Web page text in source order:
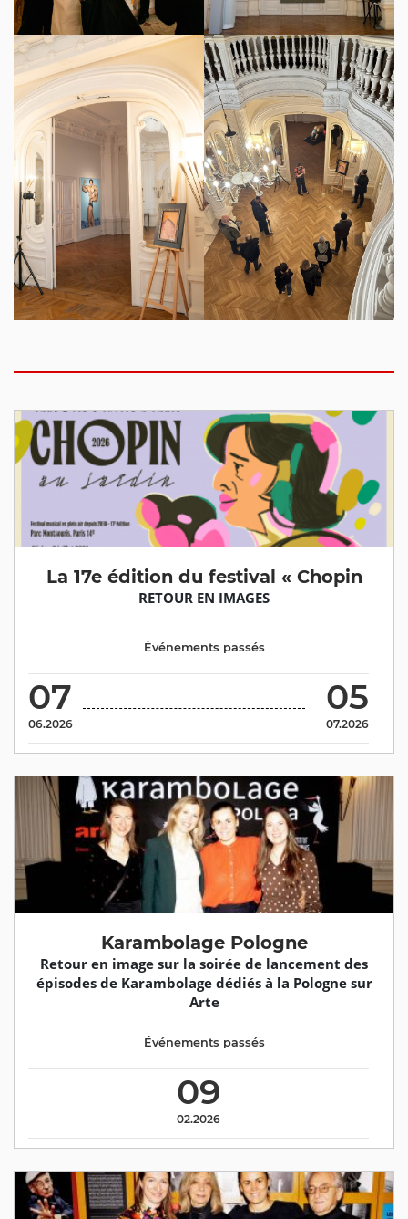
La 17e édition du festival « Chopin
RETOUR EN IMAGES
07
06.2026
05
07.2026
Événements passés
Karambolage Pologne
Retour en image sur la soirée de lancement des
épisodes de Karambolage dédiés à la Pologne sur
Arte
09
02.2026
Événements passés